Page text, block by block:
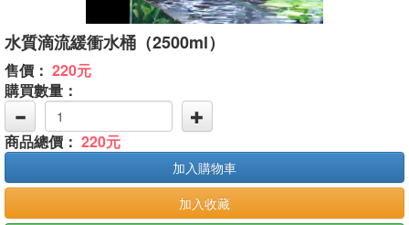
水質滴流緩衝水桶（2500ml）
售價： 220元
購買數量：
商品總價： 220元
加入購物車
加入收藏